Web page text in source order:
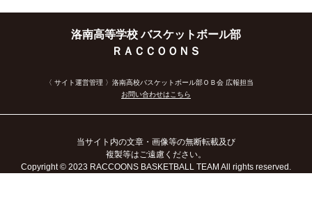
洛南高等学校 バスケットボール部
ＲＡＣＣＯＯＮＳ
〈 サイト運営管理 〉洛南高校バスケットボール部ＯＢ会 広報担当
お問い合わせはこちら
当サイト内の文章・画像等の無断転載及び
複製等はご遠慮ください。
Copyright© 2023 RACCOONS BASKETBALL TEAM All rights reserved.